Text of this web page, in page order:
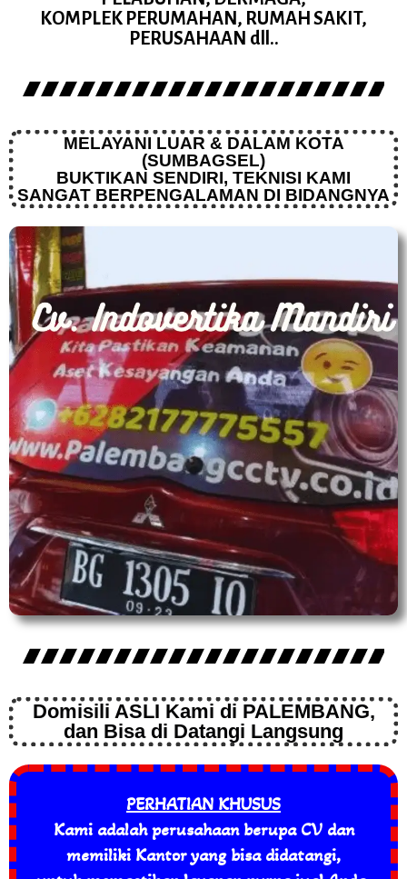
KOMPLEK PERUMAHAN, RUMAH SAKIT,
PERUSAHAAN dll..
MELAYANI LUAR & DALAM KOTA
(SUMBAGSEL)
BUKTIKAN SENDIRI, TEKNISI KAMI
SANGAT BERPENGALAMAN DI BIDANGNYA
Domisili ASLI Kami di PALEMBANG,
dan Bisa di Datangi Langsung
PERHATIAN KHUSUS
Kami adalah perusahaan berupa CV dan
memiliki Kantor yang bisa didatangi,